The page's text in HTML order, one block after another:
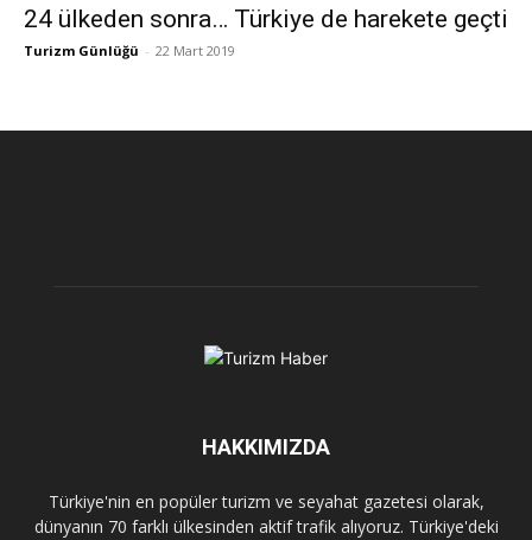
24 ülkeden sonra… Türkiye de harekete geçti
Turizm Günlüğü - 22 Mart 2019
HAKKIMIZDA
Türkiye'nin en popüler turizm ve seyahat gazetesi olarak,
dünyanın 70 farklı ülkesinden aktif trafik alıyoruz. Türkiye'deki